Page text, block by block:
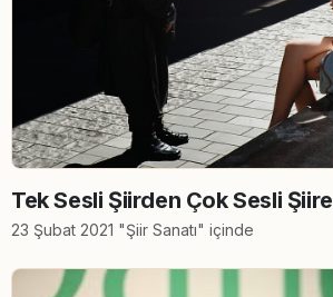
Tek Sesli Şiirden Çok Sesli Şiire
23 Şubat 2021 "Şiir Sanatı" içinde